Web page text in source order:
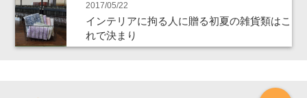
2017/05/22
インテリアに拘る人に贈る初夏の雑貨類はこ
れで決まり